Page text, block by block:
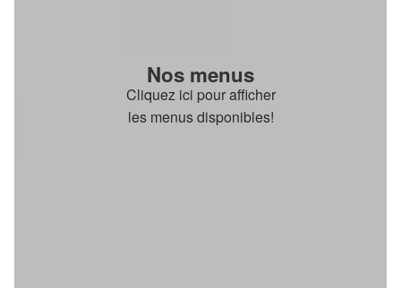
Nos menus
Cliquez ici pour afficher
les menus disponibles!